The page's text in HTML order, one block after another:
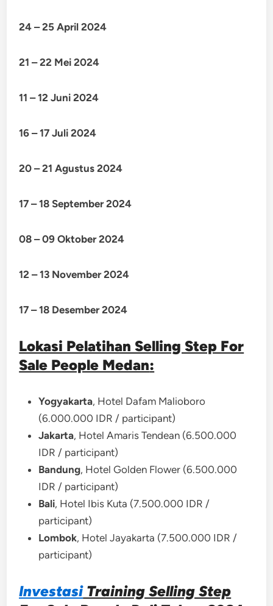
24 – 25 April 2024
21 – 22 Mei 2024
11 – 12 Juni 2024
16 – 17 Juli 2024
20 – 21 Agustus 2024
17 – 18 September 2024
08 – 09 Oktober 2024
12 – 13 November 2024
17 – 18 Desember 2024
Lokasi Pelatihan Selling Step For
Sale People Medan:
Yogyakarta, Hotel Dafam Malioboro
(6.000.000 IDR / participant)
Jakarta, Hotel Amaris Tendean (6.500.000
IDR / participant)
Bandung, Hotel Golden Flower (6.500.000
IDR / participant)
Bali, Hotel Ibis Kuta (7.500.000 IDR /
participant)
Lombok, Hotel Jayakarta (7.500.000 IDR /
participant)
InvestasiTraining Selling Step